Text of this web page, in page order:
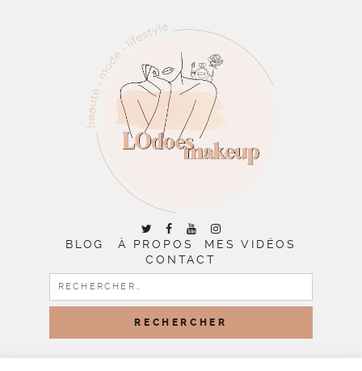
BLOG À PROPOS
MES VIDÉOS
CONTACT
RECHERCHER :